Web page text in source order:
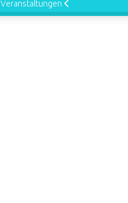
Veranstaltungen